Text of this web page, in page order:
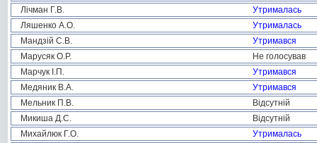
Лічман Г.В.
Утрималась
Ляшенко А.О.
Утрималась
Мандзій С.В.
Утримався
Марусяк О.Р.
Не голосував
Марчук І.П.
Утримався
Медяник В.А.
Утримався
Мельник П.В.
Відсутній
Микиша Д.С.
Відсутній
Михайлюк Г.О.
Утрималась